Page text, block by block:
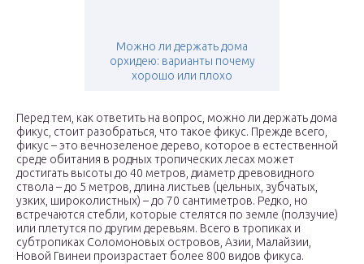
Можно ли держать дома
орхидею: варианты почему
хорошо или плохо
Перед тем, как ответить на вопрос, можно ли держать дома
фикус, стоит разобраться, что такое фикус. Прежде всего,
фикус – это вечнозеленое дерево, которое в естественной
среде обитания в родных тропических лесах может
достигать высоты до 40 метров, диаметр древовидного
ствола – до 5 метров, длина листьев (цельных, зубчатых,
узких, широколистных) – до 70 сантиметров. Редко, но
встречаются стебли, которые стелятся по земле (ползучие)
или плетутся по другим деревьям. Всего в тропиках и
субтропиках Соломоновых островов, Азии, Малайзии,
Новой Гвинеи произрастает более 800 видов фикуса.